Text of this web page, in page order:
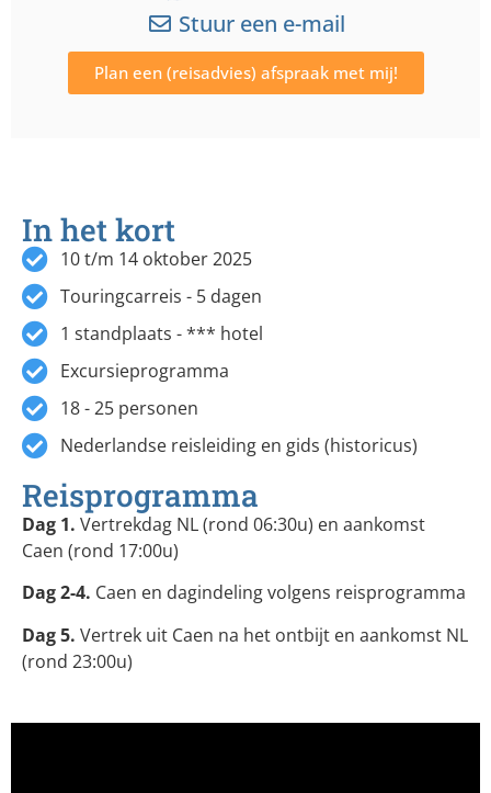
Stuur een e-mail
Plan een (reisadvies) afspraak met mij!
In het kort
10 t/m 14 oktober 2025
Touringcarreis - 5 dagen
1 standplaats - *** hotel
Excursieprogramma
18 - 25 personen
Nederlandse reisleiding en gids (historicus)
Reisprogramma
Dag 1. Vertrekdag NL (rond 06:30u) en aankomst
Caen (rond 17:00u)
Dag 2-4. Caen en dagindeling volgens reisprogramma
Dag 5. Vertrek uit Caen na het ontbijt en aankomst NL
(rond 23:00u)